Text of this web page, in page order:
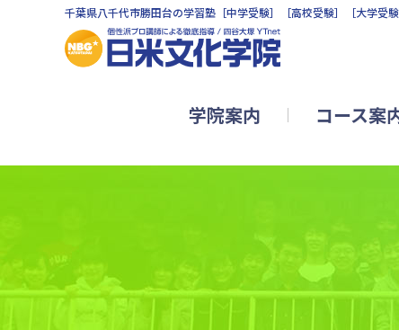
千葉県八千代市勝田台の学習塾［中学受験］［高校受験］［大学受
学院案内 コース案
難関中学受験YTコース
中学生コース